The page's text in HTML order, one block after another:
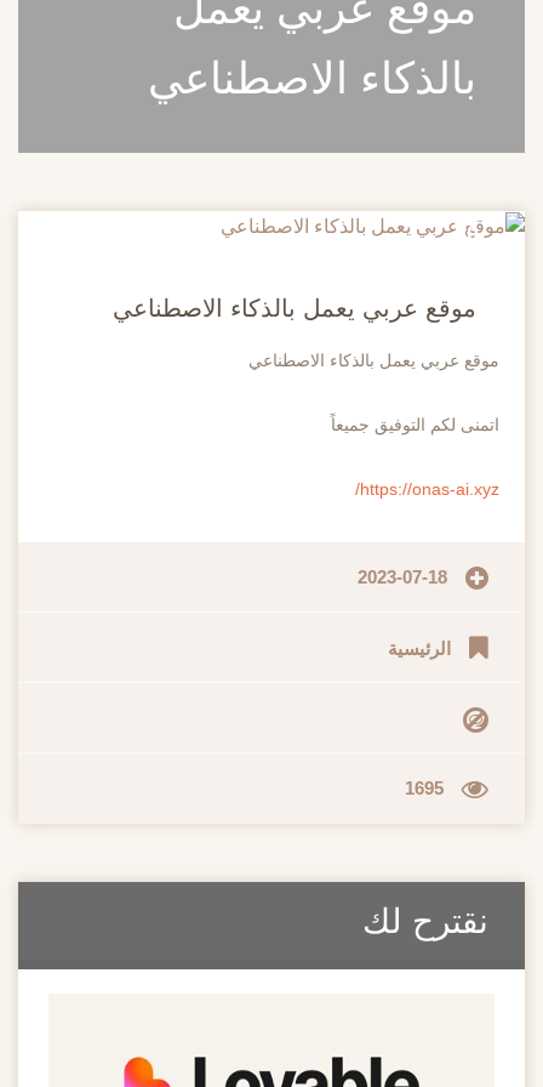
بالذكاء الاصطناعي
20
موقع عربي يعمل بالذكاء الاصطناعي
موقع عربي يعمل بالذكاء الاصطناعي
اتمنى لكم التوفيق جميعاً
https://onas-ai.xyz/
2023-07-18
الرئيسية
1695
نقترح لك